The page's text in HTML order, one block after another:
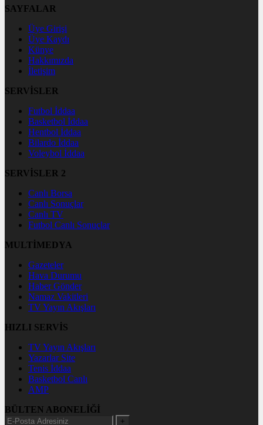
SAYFALAR
Üye Girişi
Üye Kaydı
Künye
Hakkımızda
İletişim
SERVİSLER
Futbol İddaa
Basketbol İddaa
Hentbol İddaa
Bilardo İddaa
Voleybol İddaa
SERVİSLER 2
Canlı Borsa
Canlı Sonuçlar
Canlı TV
Futbol Canlı Sonuçlar
MULTİMEDYA
Gazeteler
Hava Durumu
Haber Gönder
Namaz Vakitleri
TV Yayın Akışları
HIZLI SERVİS
TV Yayın Akışları
Yazarlar Site
Tenis İddaa
Basketbol Canlı
AMP
BÜLTEN ABONELİĞİ
+